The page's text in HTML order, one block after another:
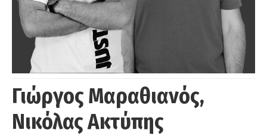
Γιώργος Μαραθιανός,
Νικόλας Ακτύπης